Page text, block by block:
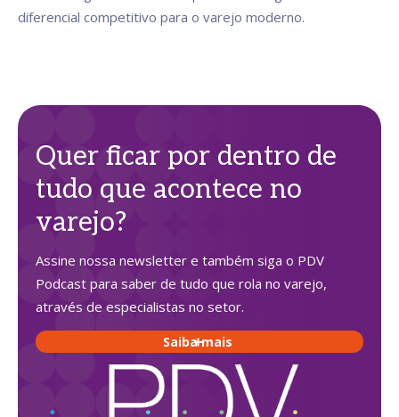
diferencial competitivo para o varejo moderno.
Quer ficar por dentro de
tudo que acontece no
varejo?
Assine nossa newsletter e também siga o PDV
Podcast para saber de tudo que rola no varejo,
através de especialistas no setor.
Saiba mais